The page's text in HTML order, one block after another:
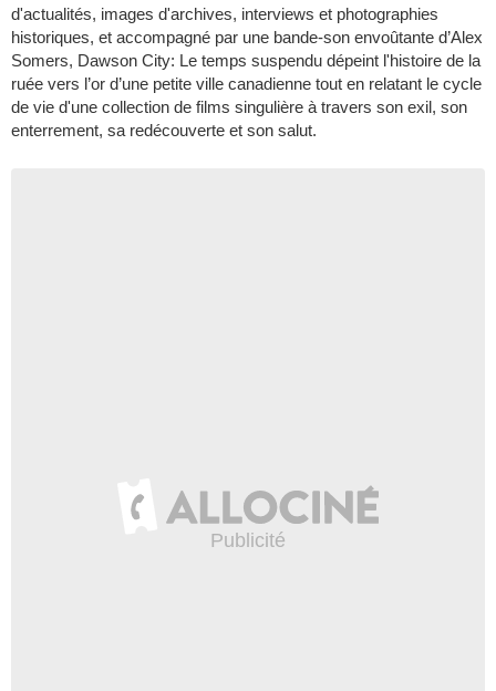
d'actualités, images d'archives, interviews et photographies
historiques, et accompagné par une bande-son envoûtante d’Alex
Somers, Dawson City: Le temps suspendu dépeint l'histoire de la
ruée vers l’or d’une petite ville canadienne tout en relatant le cycle
de vie d'une collection de films singulière à travers son exil, son
enterrement, sa redécouverte et son salut.